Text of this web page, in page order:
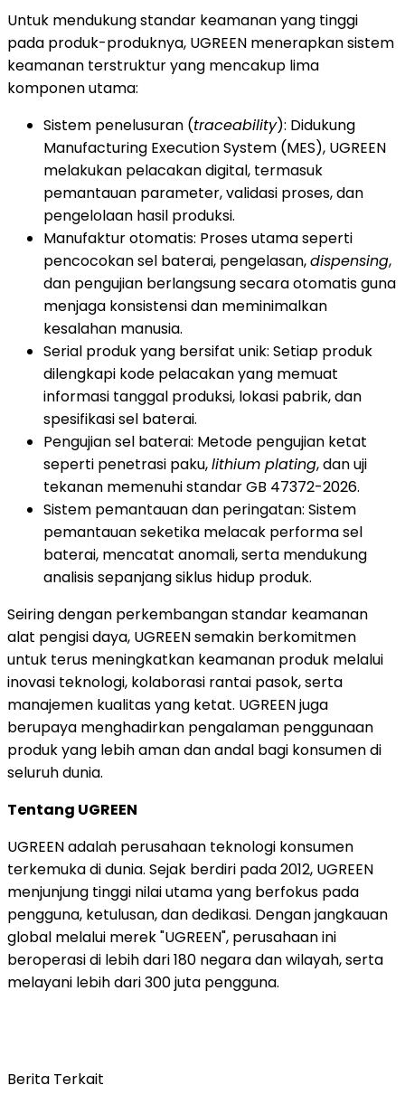
Untuk mendukung standar keamanan yang tinggi
pada produk-produknya, UGREEN menerapkan sistem
keamanan terstruktur yang mencakup lima
komponen utama:
Sistem penelusuran (traceability): Didukung
Manufacturing Execution System (MES), UGREEN
melakukan pelacakan digital, termasuk
pemantauan parameter, validasi proses, dan
pengelolaan hasil produksi.
Manufaktur otomatis: Proses utama seperti
pencocokan sel baterai, pengelasan,dispensing,
dan pengujian berlangsung secara otomatis guna
menjaga konsistensi dan meminimalkan
kesalahan manusia.
Serial produk yang bersifat unik: Setiap produk
dilengkapi kode pelacakan yang memuat
informasi tanggal produksi, lokasi pabrik, dan
spesifikasi sel baterai.
Pengujian sel baterai: Metode pengujian ketat
seperti penetrasi paku,lithium plating, dan uji
tekanan memenuhi standar GB 47372-2026.
Sistem pemantauan dan peringatan: Sistem
pemantauan seketika melacak performa sel
baterai, mencatat anomali, serta mendukung
analisis sepanjang siklus hidup produk.
Seiring dengan perkembangan standar keamanan
alat pengisi daya, UGREEN semakin berkomitmen
untuk terus meningkatkan keamanan produk melalui
inovasi teknologi, kolaborasi rantai pasok, serta
manajemen kualitas yang ketat. UGREEN juga
berupaya menghadirkan pengalaman penggunaan
produk yang lebih aman dan andal bagi konsumen di
seluruh dunia.
Tentang UGREEN
UGREEN adalah perusahaan teknologi konsumen
terkemuka di dunia. Sejak berdiri pada 2012, UGREEN
menjunjung tinggi nilai utama yang berfokus pada
pengguna, ketulusan, dan dedikasi. Dengan jangkauan
global melalui merek "UGREEN", perusahaan ini
beroperasi di lebih dari 180 negara dan wilayah, serta
melayani lebih dari 300 juta pengguna.
Berita Terkait